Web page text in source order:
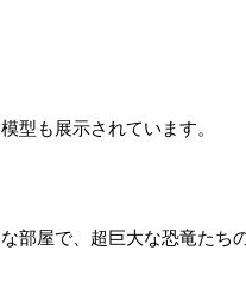
型も展示されています。
部屋で、超巨大な恐竜たち